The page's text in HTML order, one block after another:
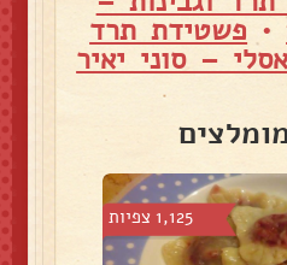
• פשטידת תרד
– סוני יאיר
1,125 צפיות